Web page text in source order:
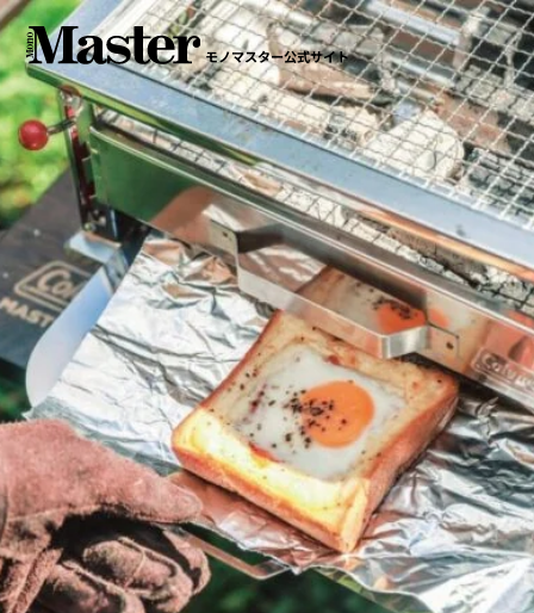
モノマスター公式サイト